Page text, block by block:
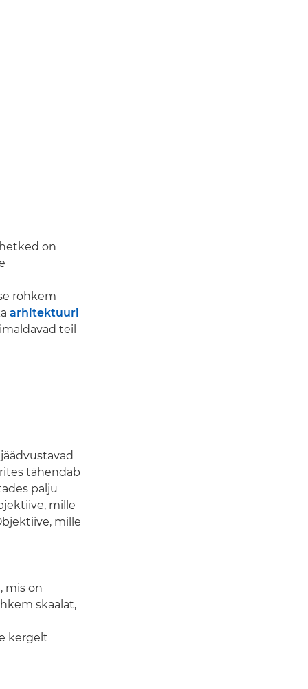
on
rohkem
arhitektuuri
teil
tähendab
palju
mille
mille
mis on
skaalat,
kergelt